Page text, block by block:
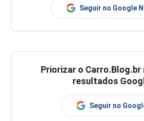
Seguir no Google
Priorizar o Carro.Blog.br
resultados
Seguir no